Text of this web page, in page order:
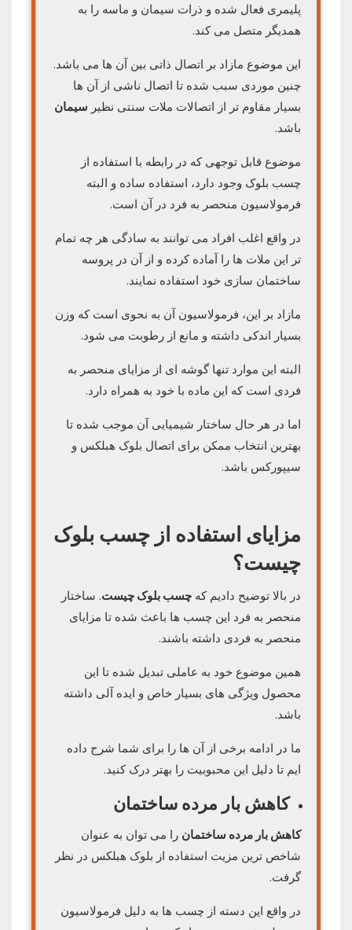
پلیمری فعال شده و ذرات سیمان و ماسه را به
همدیگر متصل می کند.
این موضوع مازاد بر اتصال ذاتی بین آن ها می باشد.
چنین موردی سبب شده تا اتصال ناشی از آن ها
بسیار مقاوم تر از اتصالات ملات سنتی نظیر سیمان
باشد.
موضوع قابل توجهی که در رابطه با استفاده از
چسب بلوک وجود دارد، استفاده ساده و البته
فرمولاسیون منحصر به فرد در آن است.
در واقع اغلب افراد می توانند به سادگی هر چه تمام
تر این ملات ها را آماده کرده و از آن در پروسه
ساختمان سازی خود استفاده نمایند.
مازاد بر این، فرمولاسیون آن به نحوی است که وزن
بسیار اندکی داشته و مانع از رطوبت می شود.
البته این موارد تنها گوشه ای از مزایای منحصر به
فردی است که این ماده با خود به همراه دارد.
اما در هر حال ساختار شیمیایی آن موجب شده تا
بهترین انتخاب ممکن برای اتصال بلوک هبلکس و
سیپورکس باشد.
مزایای استفاده از چسب بلوک
چیست؟
در بالا توضیح دادیم که چسب بلوک چیست. ساختار
منحصر به فرد این چسب ها باعث شده تا مزایای
منحصر به فردی داشته باشند.
همین موضوع خود به عاملی تبدیل شده تا این
محصول ویژگی‌ های بسیار خاص و ایده آلی داشته
باشد.
ما در ادامه برخی از آن ها را برای شما شرح داده
ایم تا دلیل این محبوبیت را بهتر درک کنید.
کاهش بار مرده ساختمان
کاهش بار مرده ساختمان را می توان به عنوان
شاخص ترین مزیت استفاده از بلوک هبلکس در نظر
گرفت.
در واقع این دسته از چسب ها به دلیل فرمولاسیون